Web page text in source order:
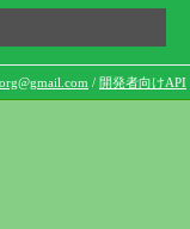
/ 開発者向けAPI